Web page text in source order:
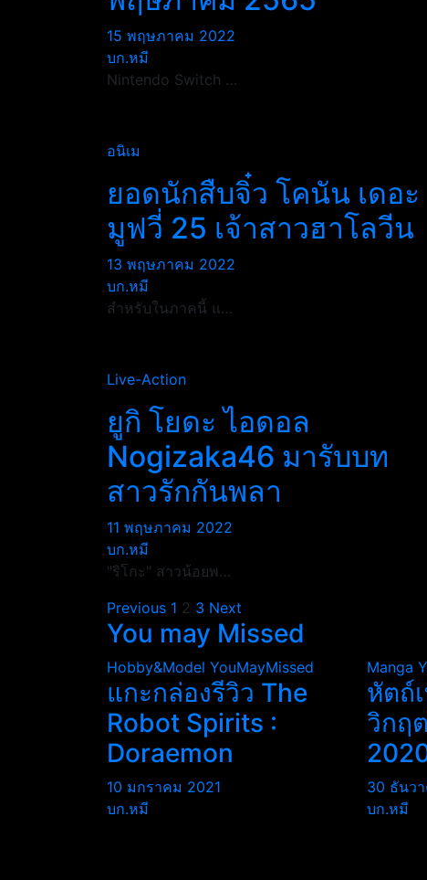
15 พฤษภาคม 2022
บก.หมี
Nintendo Switch …
อนิเม
ยอดนักสืบจิ๋ว โคนัน เดอะ
มูฟวี่ 25 เจ้าสาวฮาโลวีน
13 พฤษภาคม 2022
บก.หมี
สำหรับในภาคนี้ แ…
Live-Action
ยูกิ โยดะ ไอดอล
Nogizaka46 มารับบท
สาวรักกันพลา
11 พฤษภาคม 2022
บก.หมี
"ริโกะ" สาวน้อยพ…
Posts
pagination
Previous 1 2 3 Next
You may Missed
Hobby&Model YouMayMissed
แกะกล่องรีวิว The
Robot Spirits :
Doraemon
10 มกราคม 2021
บก.หมี
Manga
หัตถ์
วิกฤ
30 ธันว
บก.หมี